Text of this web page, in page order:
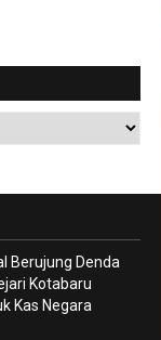
Berujung Denda
Kotabaru
Kas Negara